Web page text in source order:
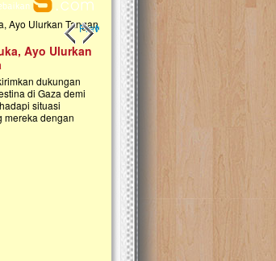
Previous slide
Next slide
Ayo Ulurkan
dukungan
di Gaza demi
situasi
mereka dengan
Open Donasi Wakaf
Rumah Qur'an & TK Islam
Najjah di Jonggol
Saat ini, Ulurtangan bersama Yayasan
Najjahtul Islam Jonggol sedang merintis
pembangunan Rumah Qur’an dan
kanak Islam Terpadu (TKIT) An Najjah
Gedung Majelis Taklim di Jonggol,...